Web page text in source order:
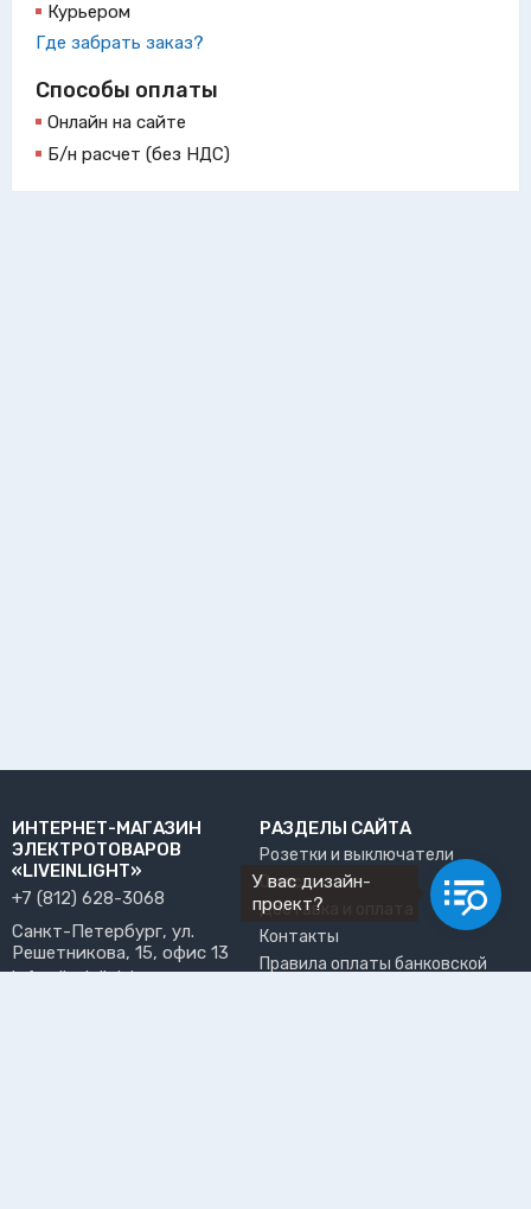
Курьером
Где забрать заказ?
Способы оплаты
Онлайн на сайте
Б/н расчет (без НДС)
ИНТЕРНЕТ-МАГАЗИН
ЭЛЕКТРОТОВАРОВ
«LIVEINLIGHT»
+7 (812) 628-3068
Санкт-Петербург, ул.
Решетникова, 15, офис 13
info@liveinlight.ru
РАЗДЕЛЫ САЙТА
Розетки и выключатели
О нас
Доставка и оплата
Контакты
Правила оплаты банковской
У вас дизайн-
проект?